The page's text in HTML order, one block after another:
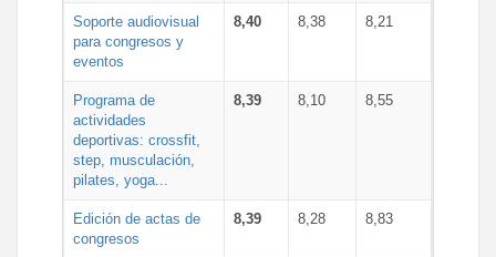
Soporte audiovisual
para congresos y
eventos
8,40 8,38 8,21
Programa de
actividades
deportivas: crossfit,
step, musculación,
pilates, yoga...
8,39 8,10 8,55
Edición de actas de
congresos
8,39 8,28 8,83